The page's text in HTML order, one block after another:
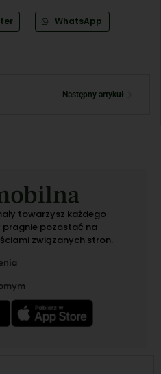
WhatsApp
Następny artykuł
towarzysz każdego
pragnie pozostać na
związanych stron.